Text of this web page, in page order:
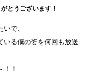
とうございます！
で、
いる僕の姿を何回も放送
！